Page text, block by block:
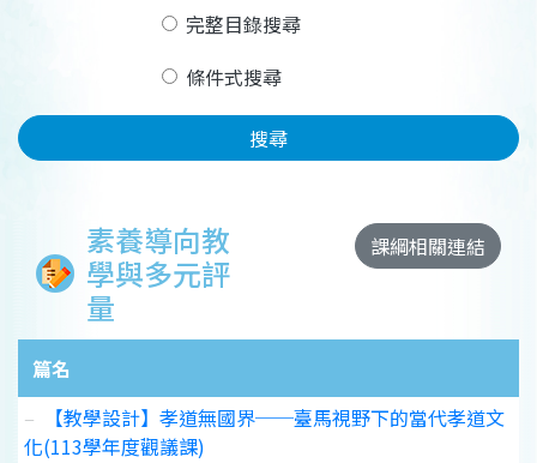
完整目錄搜尋
條件式搜尋
搜尋
素養導向教
學與多元評
量
課綱相關連結
篇名
【教學設計】孝道無國界──臺馬視野下的當代孝道文
化(113學年度觀議課)